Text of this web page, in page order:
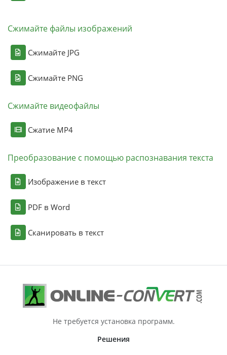
Сжимайте файлы изображений
Сжимайте JPG
Сжимайте PNG
Сжимайте видеофайлы
Сжатие MP4
Преобразование с помощью распознавания текста
Изображение в текст
PDF в Word
Сканировать в текст
Не требуется установка программ.
Решения